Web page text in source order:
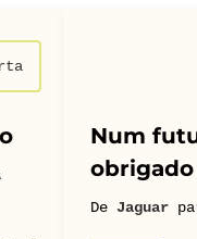
Num
De Jaguar